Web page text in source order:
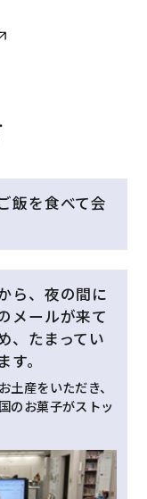
飯を食べて会
ら、夜の間に
メールが来て
、たまってい
。
産をいただき、
のお菓子がストッ